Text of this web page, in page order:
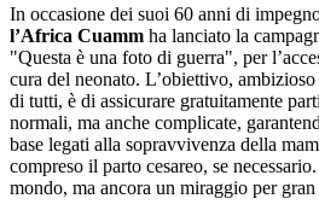
In occasione dei suoi 60 anni di
l’Africa Cuamm ha lanciato la
"Questa è una foto di guerra", per
cura del neonato. L’obiettivo,
di tutti, è di assicurare gratuitamente
normali, ma anche complicate,
base legati alla sopravvivenza della
compreso il parto cesareo, se
mondo, ma ancora un miraggio per